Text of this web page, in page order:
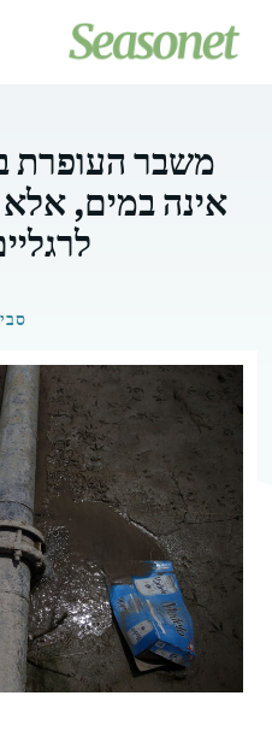
לתוכן
משבר העופרת
אינה במים,